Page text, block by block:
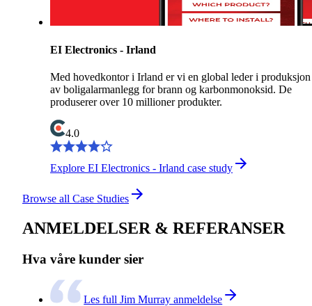
EI Electronics - Irland
Med hovedkontor i Irland er vi en global leder i produksjon
av boligalarmanlegg for brann og karbonmonoksid. De
produserer over 10 millioner produkter.
4.0
Explore EI Electronics - Irland case study
Browse all Case Studies
ANMELDELSER & REFERANSER
Hva våre kunder sier
Les full Jim Murray anmeldelse